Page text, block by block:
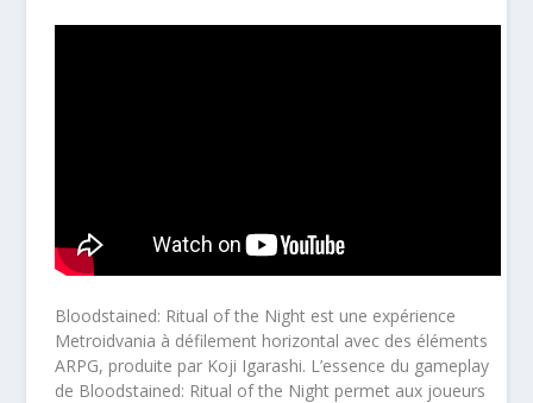
Bloodstained: Ritual of the Night est une expérience
Metroidvania à défilement horizontal avec des éléments
ARPG, produite par Koji Igarashi. L’essence du gameplay
de Bloodstained: Ritual of the Night permet aux joueurs